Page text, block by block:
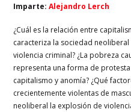
Imparte:Alejandro Lerch
¿Cuál es la relación entre
caracteriza la sociedad
violencia criminal? ¿La pobreza
representa una forma de
capitalismo y anomía? ¿Qué
crecientemente violentas de
neoliberal la explosión de